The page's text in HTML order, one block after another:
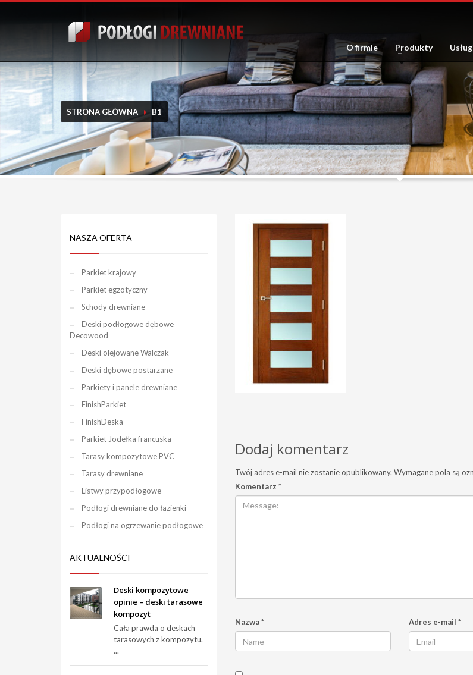
O firmie Produkty
STRONA GŁÓWNA B1
Dodaj komentarz
Twój adres e-mail nie zostanie opublikowany. Wymagane pola są
Komentarz *
Nazwa* Adres e-mail *
NASZA OFERTA
Parkiet krajowy
Parkiet egzotyczny
Schody drewniane
Deski podłogowe dębowe
Decowood
Deski olejowane Walczak
Deski dębowe postarzane
Parkiety i panele drewniane
FinishParkiet
FinishDeska
Parkiet Jodełka francuska
Tarasy kompozytowe PVC
Tarasy drewniane
Listwy przypodłogowe
Podłogi drewniane do łazienki
Podłogi na ogrzewanie podłogowe
AKTUALNOŚCI
Deski kompozytowe
opinie – deski tarasowe
kompozyt
Cała prawda o deskach
tarasowych z kompozytu.
...